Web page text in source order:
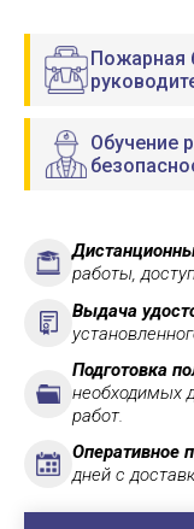
Пожарная
Обучение
работы,
Выдача
Подготовка
необходимых
работ.
Оперативное
дней с